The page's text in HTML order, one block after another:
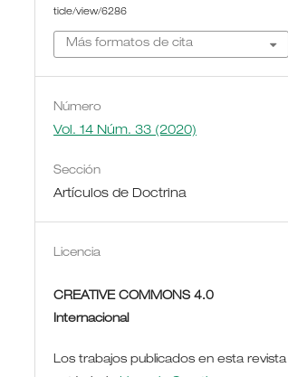
ticle/view/6286
Más formatos de cita
Número
Vol. 14 Núm. 33 (2020)
Sección
Artículos de Doctrina
Licencia
CREATIVE COMMONS 4.0
Internacional
Los trabajos publicados en esta revista